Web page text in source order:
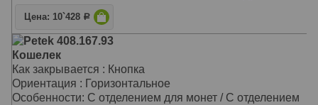
доступа к монетам
Материал: Натуральная кожа
Цвет: Чёрный
Тип: прямой
Размер: 19,5x10,5x2,5 см
Цена: 10`428 Р
Petek 408.167.93
Кошелек
Как закрывается : Кнопка
Ориентация : Горизонтальное
Особенности: С отделением для монет / С отделением